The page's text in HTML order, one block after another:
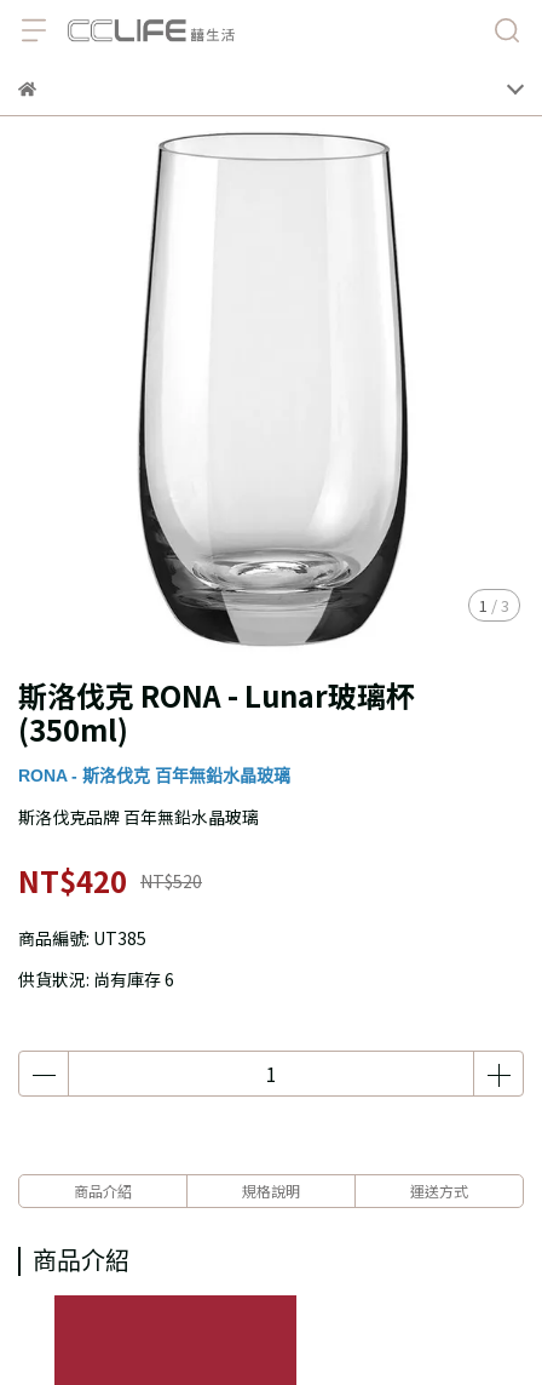
1 /3
斯洛伐克 RONA - Lunar玻璃杯
(350ml)
RONA - 斯洛伐克 百年無鉛水晶玻璃
斯洛伐克品牌 百年無鉛水晶玻璃
NT$420 NT$520
商品編號: UT385
供貨狀況: 尚有庫存 6
商品介紹 規格說明 運送方式
商品介紹